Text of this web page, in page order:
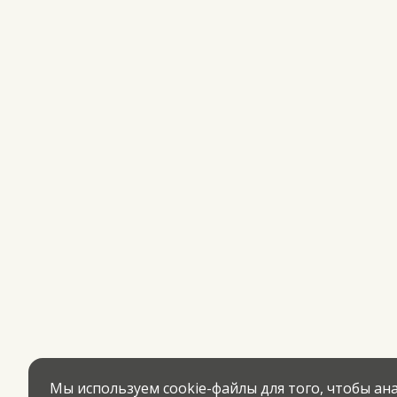
Мы используем cookie-файлы для того, чтобы